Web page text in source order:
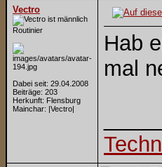
Vectro
Routinier
Dabei seit: 29.04.2008
Beiträge: 203
Herkunft: Flensburg
Mainchar: |Vectro|
Hab
mal